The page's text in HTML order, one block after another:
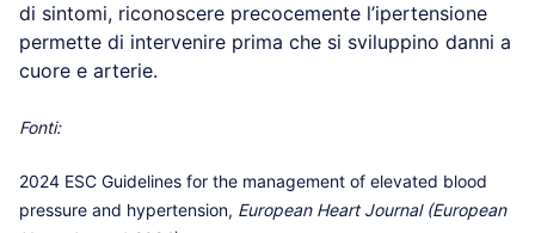
di sintomi, riconoscere precocemente l’ipertensione
permette di intervenire prima che si sviluppino danni a
cuore e arterie.
Fonti:
2024 ESC Guidelines for the management of elevated blood
pressure and hypertension, European Heart Journal (European